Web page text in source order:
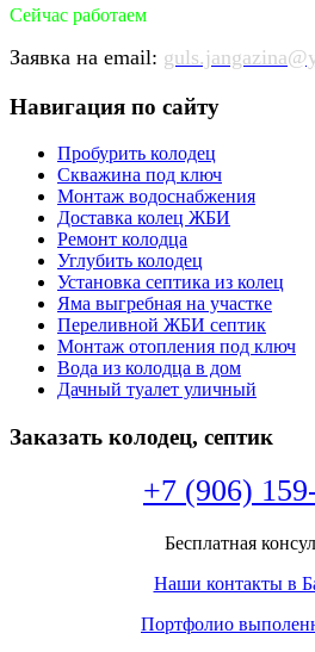
Сейчас работаем
Заявка на email:
Навигация по сайту
Пробурить колодец
Скважина под ключ
Монтаж водоснабжения
Доставка колец ЖБИ
Ремонт колодца
Углубить колодец
Установка септика из колец
Яма выгребная на участке
Переливной ЖБИ септик
Монтаж отопления под ключ
Вода из колодца в дом
Дачный туалет уличный
Заказать колодец, септик
+7 (906)
Бесплатная
Наши контакты в
Портфолио